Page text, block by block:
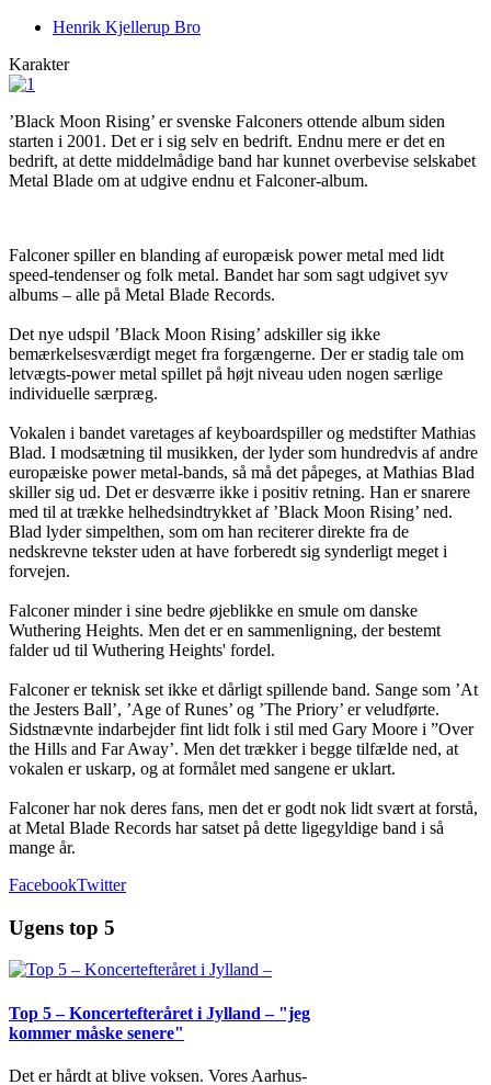
Henrik Kjellerup Bro
Karakter
’Black Moon Rising’ er svenske Falconers ottende album siden
starten i 2001. Det er i sig selv en bedrift. Endnu mere er det en
bedrift, at dette middelmådige band har kunnet overbevise selskabet
Metal Blade om at udgive endnu et Falconer-album.
Falconer spiller en blanding af europæisk power metal med lidt
speed-tendenser og folk metal. Bandet har som sagt udgivet syv
albums – alle på Metal Blade Records.
Det nye udspil ’Black Moon Rising’ adskiller sig ikke
bemærkelsesværdigt meget fra forgængerne. Der er stadig tale om
letvægts-power metal spillet på højt niveau uden nogen særlige
individuelle særpræg.
Vokalen i bandet varetages af keyboardspiller og medstifter Mathias
Blad. I modsætning til musikken, der lyder som hundredvis af andre
europæiske power metal-bands, så må det påpeges, at Mathias Blad
skiller sig ud. Det er desværre ikke i positiv retning. Han er snarere
med til at trække helhedsindtrykket af ’Black Moon Rising’ ned.
Blad lyder simpelthen, som om han reciterer direkte fra de
nedskrevne tekster uden at have forberedt sig synderligt meget i
forvejen.
Falconer minder i sine bedre øjeblikke en smule om danske
Wuthering Heights. Men det er en sammenligning, der bestemt
falder ud til Wuthering Heights' fordel.
Falconer er teknisk set ikke et dårligt spillende band. Sange som ’At
the Jesters Ball’, ’Age of Runes’ og ’The Priory’ er veludførte.
Sidstnævnte indarbejder fint lidt folk i stil med Gary Moore i ”Over
the Hills and Far Away’. Men det trækker i begge tilfælde ned, at
vokalen er uskarp, og at formålet med sangene er uklart.
Falconer har nok deres fans, men det er godt nok lidt svært at forstå,
at Metal Blade Records har satset på dette ligegyldige band i så
mange år.
FacebookTwitter
Ugens top 5
Top 5 – Koncertefteråret i Jylland – "jeg
kommer måske senere"
Det er hårdt at blive voksen. Vores Aarhus-